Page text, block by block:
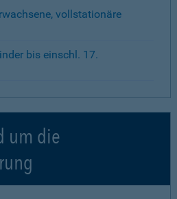
vollstationäre
bis einschl. 17.
um die